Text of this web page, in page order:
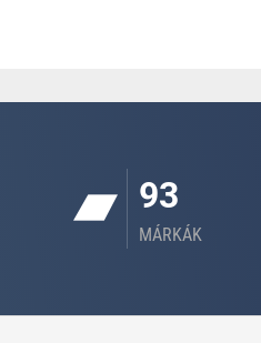
93
MÁRKÁK